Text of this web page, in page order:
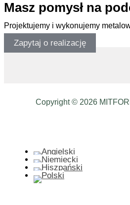
Masz pomysł na
Projektujemy i wykonujemy
Zapytaj o realizację
Copyright © 2026